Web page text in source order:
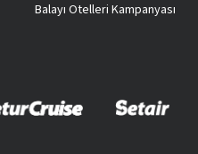
Balayı Otelleri Kampanyası